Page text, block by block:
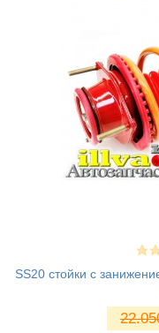
SS20 стойки с